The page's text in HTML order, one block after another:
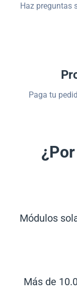
Haz preguntas
Paga tu
Módulos
Más de